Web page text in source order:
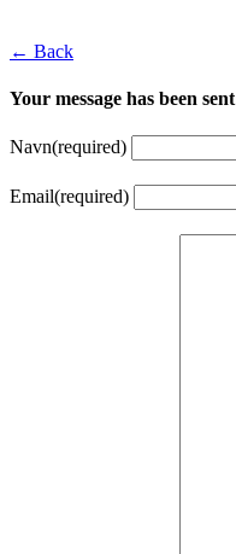
← Back
Your message has been sent
Navn(required)
Email(required)